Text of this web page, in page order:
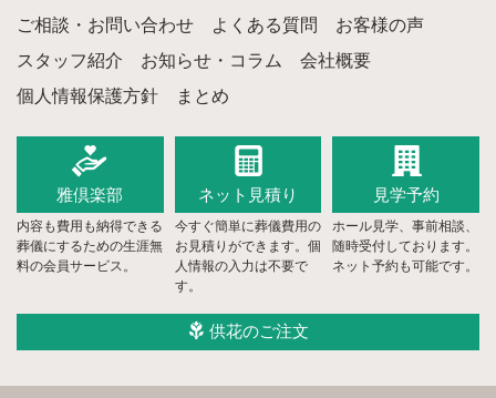
ご相談・お問い合わせ
よくある質問
お客様の声
スタッフ紹介
お知らせ・コラム
会社概要
個人情報保護方針
まとめ
雅倶楽部
内容も費用も納得できる
葬儀にするための生涯無
料の会員サービス。
ネット 見積り
今すぐ簡単に葬儀費用の
お見積りができます。個
人情報の入力は不要で
す。
見学予約
ホール見学、事前相談、
随時受付しております。
ネット予約も可能です。
供花のご注文